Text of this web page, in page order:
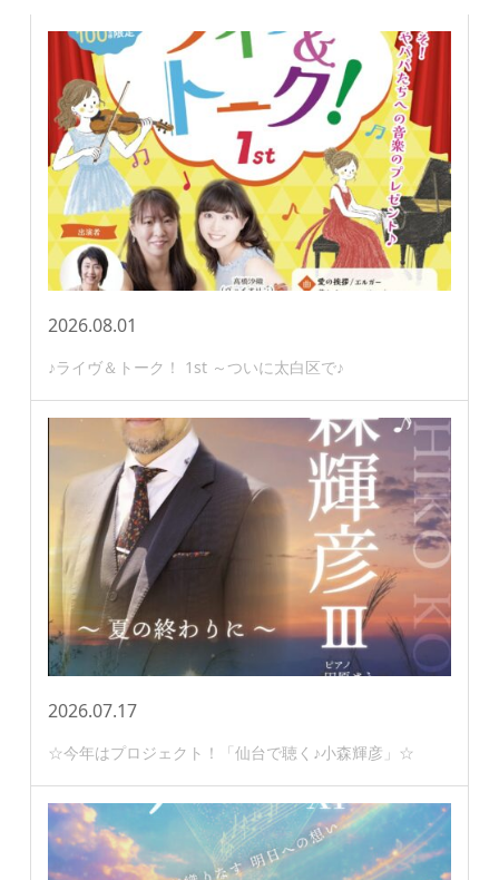
2026.08.01
♪ライヴ＆トーク！ 1st ～ついに太白区で♪
2026.07.17
☆今年はプロジェクト！「仙台で聴く♪小森輝彦」☆